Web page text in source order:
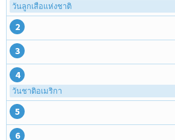
วันลูกเสือแห่งชาติ
2
3
4
วันชาติอเมริกา
5
6